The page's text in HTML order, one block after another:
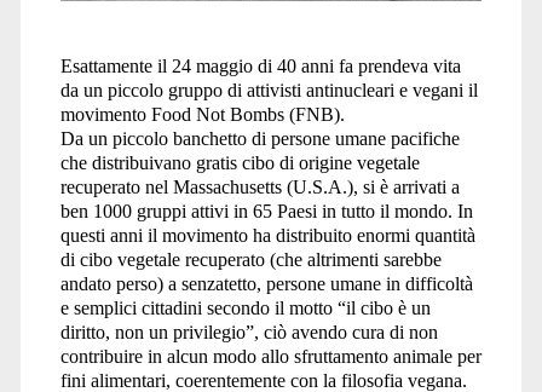
Esattamente il 24 maggio di 40 anni fa prendeva vita
da un piccolo gruppo di attivisti antinucleari e vegani il
movimento Food Not Bombs (FNB).
Da un piccolo banchetto di persone umane pacifiche
che distribuivano gratis cibo di origine vegetale
recuperato nel Massachusetts (U.S.A.), si è arrivati a
ben 1000 gruppi attivi in 65 Paesi in tutto il mondo. In
questi anni il movimento ha distribuito enormi quantità
di cibo vegetale recuperato (che altrimenti sarebbe
andato perso) a senzatetto, persone umane in difficoltà
e semplici cittadini secondo il motto “il cibo è un
diritto, non un privilegio”, ciò avendo cura di non
contribuire in alcun modo allo sfruttamento animale per
fini alimentari, coerentemente con la filosofia vegana.